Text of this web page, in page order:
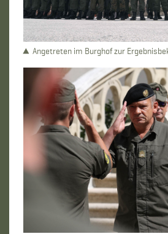
Angetreten im Burghof zur